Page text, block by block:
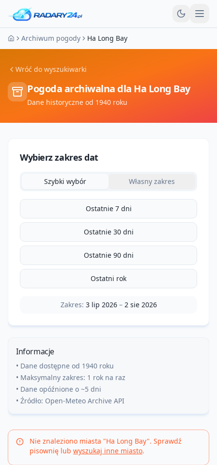
Strona główna
Archiwum pogody Ha Long Bay
Wróć do wyszukiwarki
Pogoda archiwalna dla Ha Long Bay
Dane historyczne od 1940 roku
Wybierz zakres dat
Szybki wybór Własny zakres
Ostatnie 7 dni
Ostatnie 30 dni
Ostatnie 90 dni
Ostatni rok
Zakres: 3 lip 2026– 2 sie 2026
Informacje
• Dane dostępne od 1940 roku
• Maksymalny zakres: 1 rok na raz
• Dane opóźnione o ~5 dni
• Źródło: Open-Meteo Archive API
Nie znaleziono miasta "Ha Long Bay". Sprawdź
pisownię lub wyszukaj inne miasto.